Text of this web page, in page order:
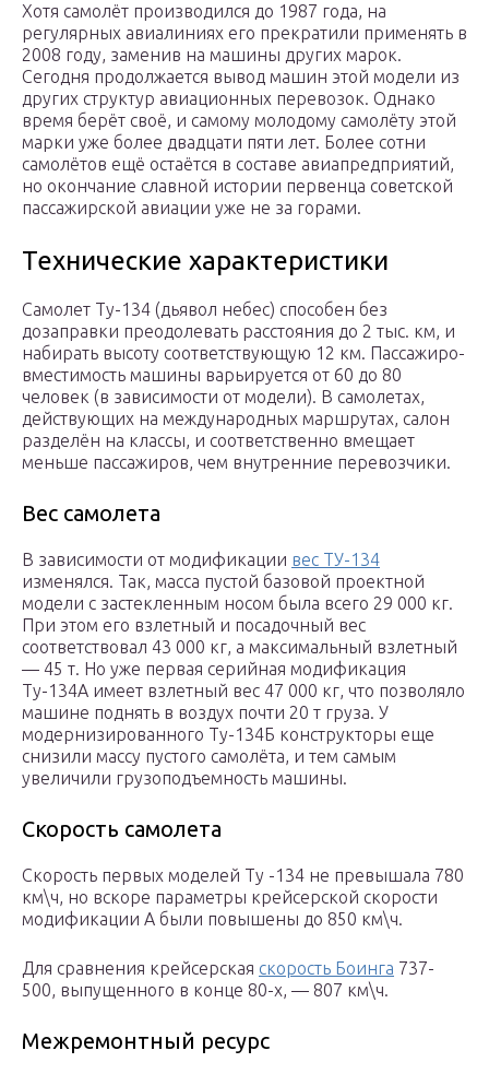
Хотя самолёт производился до 1987 года, на
регулярных авиалиниях его прекратили применять в
2008 году, заменив на машины других марок.
Сегодня продолжается вывод машин этой модели из
других структур авиационных перевозок. Однако
время берёт своё, и самому молодому самолёту этой
марки уже более двадцати пяти лет. Более сотни
самолётов ещё остаётся в составе авиапредприятий,
но окончание славной истории первенца советской
пассажирской авиации уже не за горами.
Технические характеристики
Самолет Ту-134 (дьявол небес) способен без
дозаправки преодолевать расстояния до 2 тыс. км, и
набирать высоту соответствующую 12 км. Пассажиро-
вместимость машины варьируется от 60 до 80
человек (в зависимости от модели). В самолетах,
действующих на международных маршрутах, салон
разделён на классы, и соответственно вмещает
меньше пассажиров, чем внутренние перевозчики.
Вес самолета
В зависимости от модификации вес ТУ-134
изменялся. Так, масса пустой базовой проектной
модели с застекленным носом была всего 29 000 кг.
При этом его взлетный и посадочный вес
соответствовал 43 000 кг, а максимальный взлетный
— 45 т. Но уже первая серийная модификация
Ту-134А имеет взлетный вес 47 000 кг, что позволяло
машине поднять в воздух почти 20 т груза. У
модернизированного Ту-134Б конструкторы еще
снизили массу пустого самолёта, и тем самым
увеличили грузоподъемность машины.
Скорость самолета
Скорость первых моделей Ту -134 не превышала 780
км\ч, но вскоре параметры крейсерской скорости
модификации А были повышены до 850 км\ч.
Для сравнения крейсерская скорость Боинга 737-
500, выпущенного в конце 80-х, — 807 км\ч.
Межремонтный ресурс